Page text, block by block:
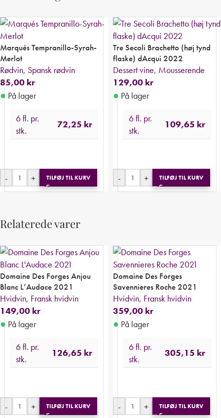
Marqués Tempranillo-Syrah-
Merlot
Rødvin, Spansk rødvin
85,00 kr
● På lager
6 fl. pr.
stk.
72,25 kr
- + TILFØJ TIL KURV
Tre Secoli Brachetto (høj tynd
flaske) dAcqui 2022
Dessert vine, Mousserende
129,00 kr
● På lager
6 fl. pr.
stk.
109,65 kr
- + TILFØJ TIL KURV
Relaterede varer
Domaine Des Forges Anjou
Blanc L’Audace 2021
Hvidvin, Fransk hvidvin
149,00 kr
● På lager
6 fl. pr.
stk.
126,65 kr
- + TILFØJ TIL KURV
Domaine Des Forges
Savennieres Roche 2021
Hvidvin, Fransk hvidvin
359,00 kr
● På lager
6 fl. pr.
stk.
305,15 kr
- + TILFØJ TIL KURV